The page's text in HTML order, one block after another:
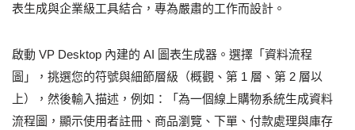
表生成與企業級工具結合，專為嚴肅的工作而設計。
啟動 VP Desktop 內建的 AI 圖表生成器。選擇「資料流程
圖」，挑選您的符號與細節層級（概觀、第 1 層、第 2 層以
上），然後輸入描述，例如：「為一個線上購物系統生成資料
流程圖，顯示使用者註冊、商品瀏覽、下單、付款處理與庫存